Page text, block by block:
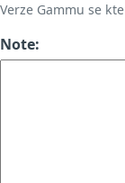
Verze Gammu se
Note: